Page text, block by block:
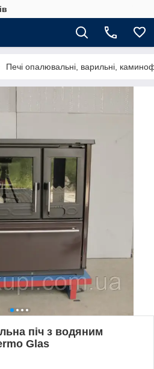
Печі опалювальні, варильні,
піч з водяним
Glas